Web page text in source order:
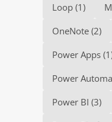
Loop (1)
OneNote (2)
Power Apps
Power
Power BI (3)